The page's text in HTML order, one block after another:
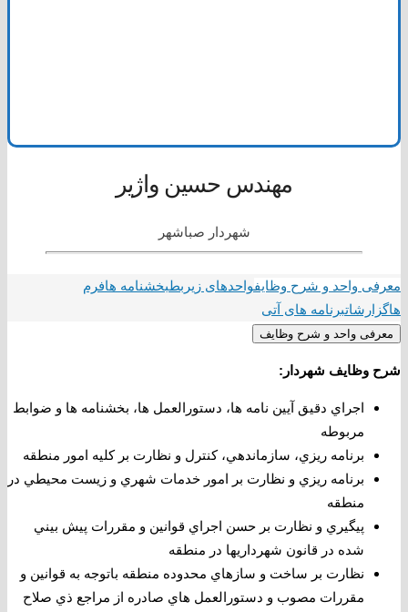
مهندس حسین واژیر
شهردار صباشهر
معرفی واحد و شرح وظایفواحدهای زیربطبخشنامه هافرم
هاگزارشاتبرنامه های آتی
معرفی واحد و شرح وظایف
شرح وظایف شهردار:
ﺍﺟﺮﺍﻱ ﺩﻗﻴﻖ ﺁﻳﻴﻦ ﻧﺎﻣﻪ ﻫﺎ، ﺩﺳﺘﻮﺭﺍﻟﻌﻤﻞ ﻫﺎ، ﺑﺨﺸﻨﺎﻣﻪ ﻫﺎ ﻭ ضوﺍﺑﻂ
ﻣﺮﺑﻮﻃﻪ
ﺑﺮﻧﺎﻣﻪ ﺭﻳﺰﻱ، ﺳﺎﺯﻣﺎﻧﺪﻫﻲ، ﻛﻨﺘﺮﻝ ﻭ ﻧﻈﺎﺭﺕ ﺑﺮ ﻛﻠﻴﻪ ﺍﻣﻮﺭ ﻣﻨﻄﻘﻪ
ﺑﺮﻧﺎﻣﻪ ﺭﻳﺰﻱ ﻭ ﻧﻈﺎﺭﺕ ﺑﺮ ﺍﻣﻮﺭ ﺧﺪﻣﺎﺕ ﺷﻬﺮﻱ ﻭ ﺯﻳﺴﺖ ﻣﺤﻴﻄﻲ ﺩﺭ
ﻣﻨﻄﻘﻪ
ﭘﻴﮕﻴﺮﻱ ﻭ ﻧﻈﺎﺭﺕ ﺑﺮ ﺣﺴﻦ ﺍﺟﺮﺍﻱ ﻗﻮﺍﻧﻴﻦ ﻭ ﻣﻘﺮﺭﺍﺕ ﭘﻴﺶ ﺑﻴﻨﻲ
ﺷﺪﻩ ﺩﺭ ﻗﺎﻧﻮﻥ ﺷﻬﺮﺩﺍﺭﻳﻬﺎ ﺩﺭ ﻣﻨﻄﻘﻪ
ﻧﻈﺎﺭﺕ ﺑﺮ ﺳﺎﺧﺖ ﻭ ﺳﺎﺯﻫﺎﻱ ﻣﺤﺪﻭﺩﻩ ﻣﻨﻄﻘﻪ ﺑﺎﺗﻮﺟﻪ ﺑﻪ ﻗﻮﺍﻧﻴﻦ ﻭ
ﻣﻘﺮﺭﺍﺕ ﻣﺼﻮﺏ ﻭ ﺩﺳﺘﻮﺭﺍﻟﻌﻤﻞ ﻫﺎﻱ ﺻﺎﺩﺭﻩ ﺍﺯ ﻣﺮﺍﺟﻊ ﺫﻱ ﺻﻼﺡ